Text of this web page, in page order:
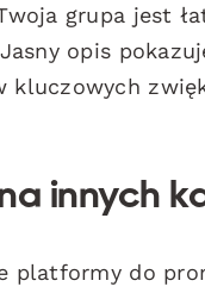
grupa jest
opis
kluczowych
innych
platformy do